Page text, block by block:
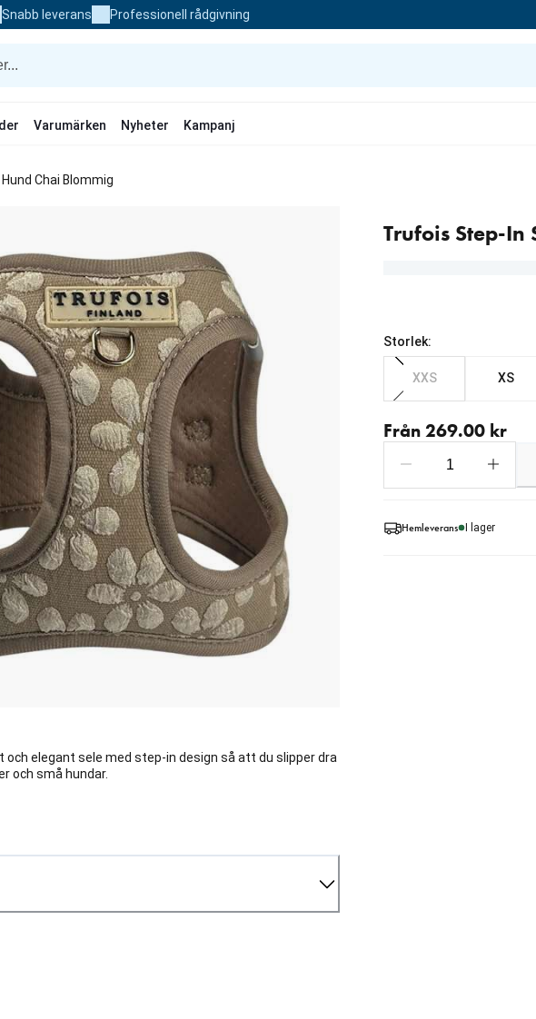
Snabb leverans Professionell rådgivning
Varumärken Nyheter Kampanj
Chai Blommig
Trufois Step-In
och elegant sele med step-in design så att du slipper dra
och små hundar.
Storlek:
XXS XS
Från 269.00 kr
Hemleverans I lager